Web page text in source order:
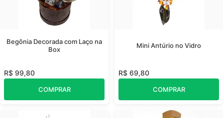
Begônia Decorada com Laço na
Box
R$ 99,80
COMPRAR
Mini Antúrio no Vidro
R$ 69,80
COMPRAR